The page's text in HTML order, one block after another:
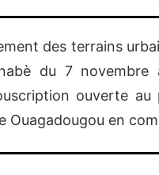
des terrains
du 7 novembre
ouverte
Ouagadougou en